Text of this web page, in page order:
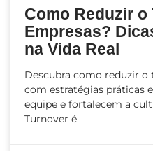
Como Reduzir o
Empresas?
na Vida Real
Descubra como reduzir o
com estratégias práticas
equipe e fortalecem a
Turnover é